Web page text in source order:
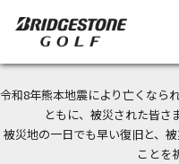
令和8年熊本地震により亡くなら
ともに、被災された皆さ
被災地の一日でも早い復旧と、
ことを
今なら新規会員登録で1,000
＜商品配送に関するお知らせ＞